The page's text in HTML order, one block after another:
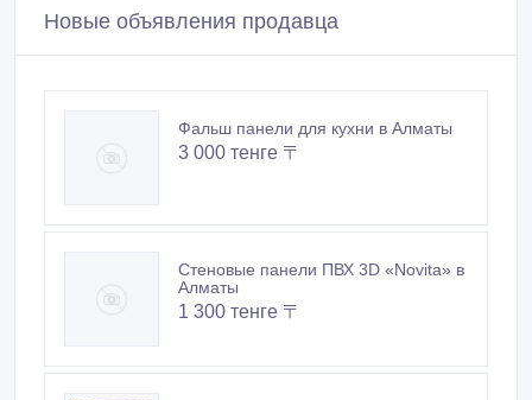
Новые объявления продавца
Фальш панели для кухни в Алматы
3 000 тенге 〒
Стеновые панели ПВХ 3D «Novita» в
Алматы
1 300 тенге 〒